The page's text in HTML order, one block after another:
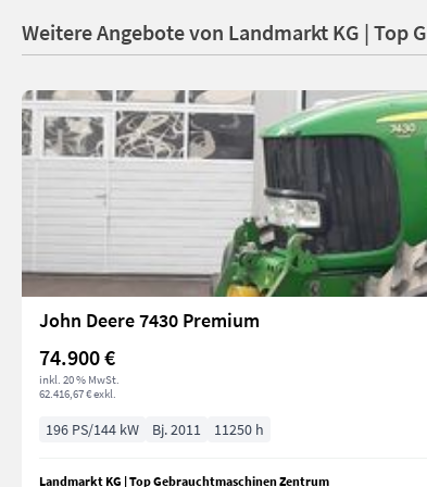
Weitere Angebote von Landmarkt KG | Top
John Deere 7430 Premium
74.900 €
inkl. 20 % MwSt.
62.416,67 € exkl.
196 PS/144 kW Bj. 2011 11250 h
Landmarkt KG | Top Gebrauchtmaschinen Zentrum